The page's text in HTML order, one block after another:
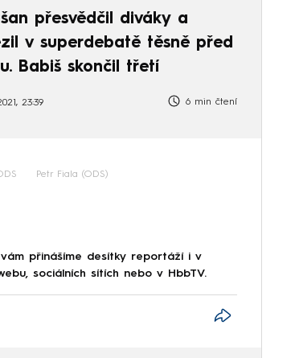
přesvědčil diváky a
v superdebatě těsně před
Babiš skončil třetí
23:39 6 min čtení
Petr Fiala (ODS)
přinášíme desítky reportáží i v
sociálních sítích nebo v HbbTV.